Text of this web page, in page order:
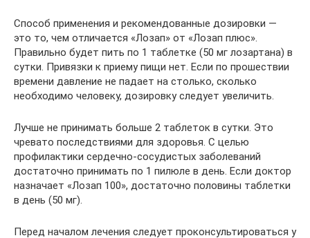
Способ применения и рекомендованные дозировки —
это то, чем отличается «Лозап» от «Лозап плюс».
Правильно будет пить по 1 таблетке (50 мг лозартана) в
сутки. Привязки к приему пищи нет. Если по прошествии
времени давление не падает на столько, сколько
необходимо человеку, дозировку следует увеличить.
Лучше не принимать больше 2 таблеток в сутки. Это
чревато последствиями для здоровья. С целью
профилактики сердечно-сосудистых заболеваний
достаточно принимать по 1 пилюле в день. Если доктор
назначает «Лозап 100», достаточно половины таблетки
в день (50 мг).
Перед началом лечения следует проконсультироваться у